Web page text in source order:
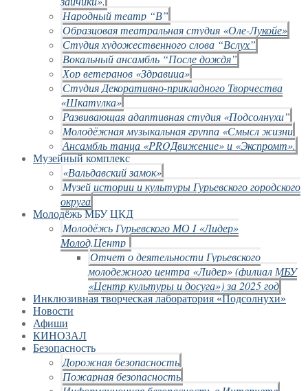
Народный театр “В”
Образцовая театральная студия «Оле-Лукойе»
Студия художественного слова “Вслух”
Вокальный ансамбль “После дождя”
Хор ветеранов «Здравица»
Студия Декоративно-прикладного Творчества
«Шкатулка»
Развивающая адаптивная студия «Подсолнухи”
Молодёжная музыкальная группа «Смысл жизни
Ансамбль танца «PROДвижение» и «Экспромт».
Музейный комплекс
«Вальдавский замок»
Музей истории и культуры Гурьевского городского
округа
Молодёжь МБУ ЦКД
Молодёжь Гурьевского МО I «Лидер»
Молод.Центр
Отчет о деятельности Гурьевского
молодежного центра «Лидер» (филиал МБУ
«Центр культуры и досуга») за 2025 год
Инклюзивная творческая лаборатория «Подсолнухи»
Новости
Афиши
КИНОЗАЛ
Безопасность
Дорожная безопасность
Пожарная безопасность